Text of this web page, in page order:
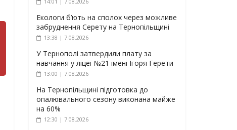
Екологи б’ють на сполох через можливе
забруднення Серету на Тернопільщині
13:38 | 7.08.2026
У Тернополі затвердили плату за
навчання у ліцеї №21 імені Ігоря Герети
13:00 | 7.08.2026
На Тернопільщині підготовка до
опалювального сезону виконана майже
на 60%
12:30 | 7.08.2026